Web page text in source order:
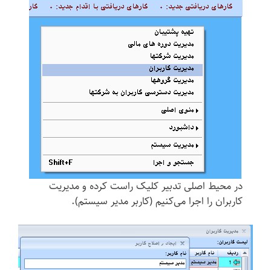
در محیط اصلی تدبیر کلیک راست کرده و مدیریت
کاربران را اجرا می‌کنیم (کاربر مدیر سیستم).